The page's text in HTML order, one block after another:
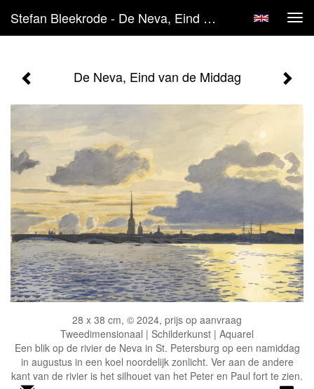
Stefan Bleekrode - De Neva, Eind Van De Middag
De Neva, Eind van de Middag
28 x 38 cm, © 2024, prijs op aanvraag
Tweedimensionaal | Schilderkunst | Aquarel
Een blik op de rivier de Neva in St. Petersburg op een namiddag
in augustus in een koel noordelijk zonlicht. Ver aan de andere
kant van de rivier is het silhouet van het Peter en Paul fort te zien.